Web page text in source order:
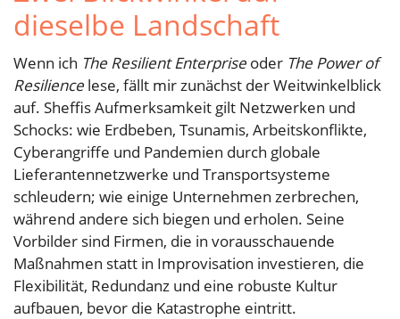
dieselbe Landschaft
Wenn ich The Resilient Enterpriseoder The Power of
Resiliencelese, fällt mir zunächst der Weitwinkelblick
auf. Sheffis Aufmerksamkeit gilt Netzwerken und
Schocks: wie Erdbeben, Tsunamis, Arbeitskonflikte,
Cyberangriffe und Pandemien durch globale
Lieferantennetzwerke und Transportsysteme
schleudern; wie einige Unternehmen zerbrechen,
während andere sich biegen und erholen. Seine
Vorbilder sind Firmen, die in vorausschauende
Maßnahmen statt in Improvisation investieren, die
Flexibilität, Redundanz und eine robuste Kultur
aufbauen, bevor die Katastrophe eintritt.